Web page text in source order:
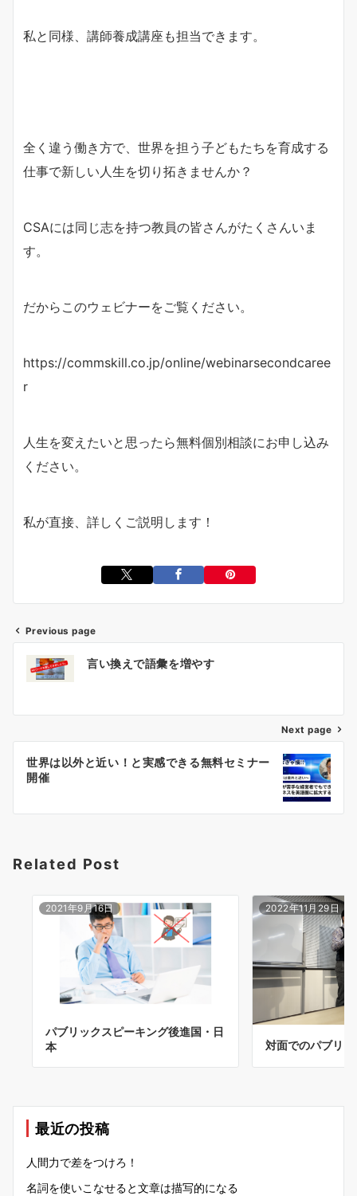
私と同様、講師養成講座も担当できます。
全く違う働き方で、世界を担う子どもたちを育成する
仕事で新しい人生を切り拓きませんか？
CSAには同じ志を持つ教員の皆さんがたくさんいま
す。
だからこのウェビナーをご覧ください。
https://commskill.co.jp/online/webinarsecondcaree
r
人生を変えたいと思ったら無料個別相談にお申し込み
ください。
私が直接、詳しくご説明します！
ン
Previous page
言い換えで語彙を増やす
Next page
世界は以外と近い！と実感できる無料セミナー
開催
Related Post
2021年9月16日
パブリックスピーキング後進国・日
本
2022年11月29日
対面でのパブリ
最近の投稿
人間力で差をつけろ！
名詞を使いこなせると文章は描写的になる